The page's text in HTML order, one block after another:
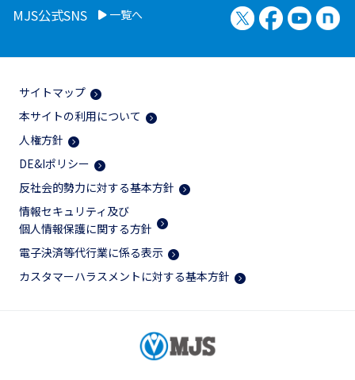
MJS公式SNS 一覧へ X（旧Twitter）
Facebook
サイトマップ
本サイトの利用について
人権方針
DE&Iポリシー
反社会的勢力に対する基本方針
情報セキュリティ及び
個人情報保護に関する方針
電子決済等代行業に係る表示
カスタマーハラスメントに対する基本方針